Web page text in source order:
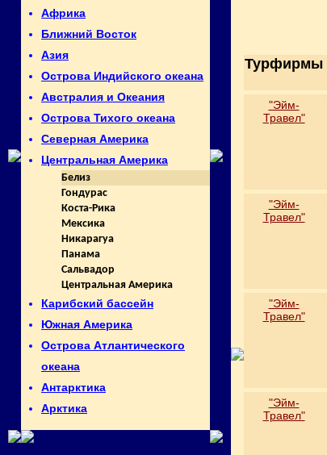
Африка
Ближний Восток
Азия
Острова Индийского океана
Австралия и Океания
Острова Тихого океана
Северная Америка
Центральная Америка
Белиз
Гондурас
Коста-Рика
Мексика
Никарагуа
Панама
Сальвадор
Центральная Америка
Карибский бассейн
Южная Америка
Острова Атлантического
океана
Антарктика
Арктика
Турфирмы
"Эйм-
Травел"
"Эйм-
Травел"
"Эйм-
Травел"
"Эйм-
Травел"